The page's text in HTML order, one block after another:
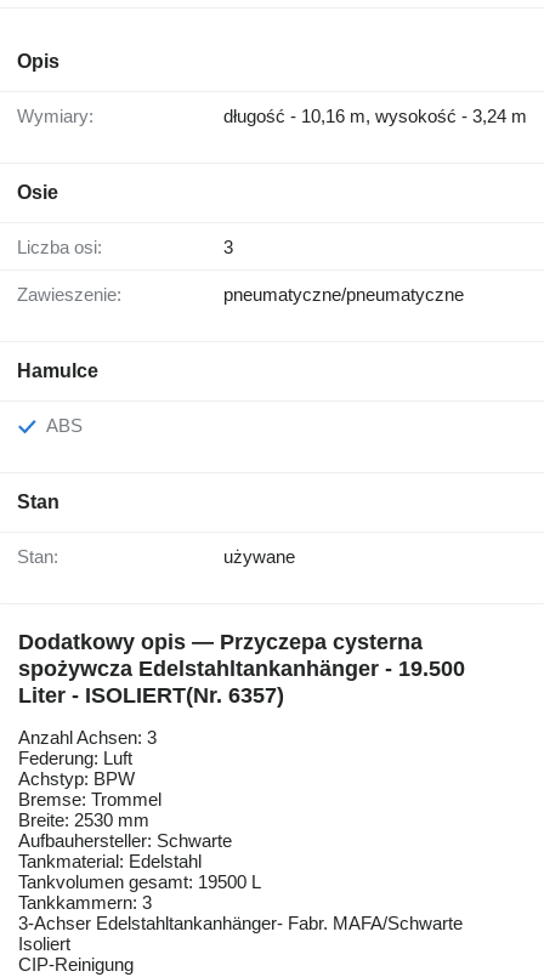
Opis
Wymiary: długość - 10,16 m, wysokość - 3,24 m
Osie
Liczba osi: 3
Zawieszenie: pneumatyczne/pneumatyczne
Hamulce
ABS
Stan
Stan: używane
Dodatkowy opis — Przyczepa cysterna
spożywcza Edelstahltankanhänger - 19.500
Liter - ISOLIERT(Nr. 6357)
Anzahl Achsen: 3
Federung: Luft
Achstyp: BPW
Bremse: Trommel
Breite: 2530 mm
Aufbauhersteller: Schwarte
Tankmaterial: Edelstahl
Tankvolumen gesamt: 19500 L
Tankkammern: 3
3-Achser Edelstahltankanhänger- Fabr. MAFA/Schwarte
Isoliert
CIP-Reinigung